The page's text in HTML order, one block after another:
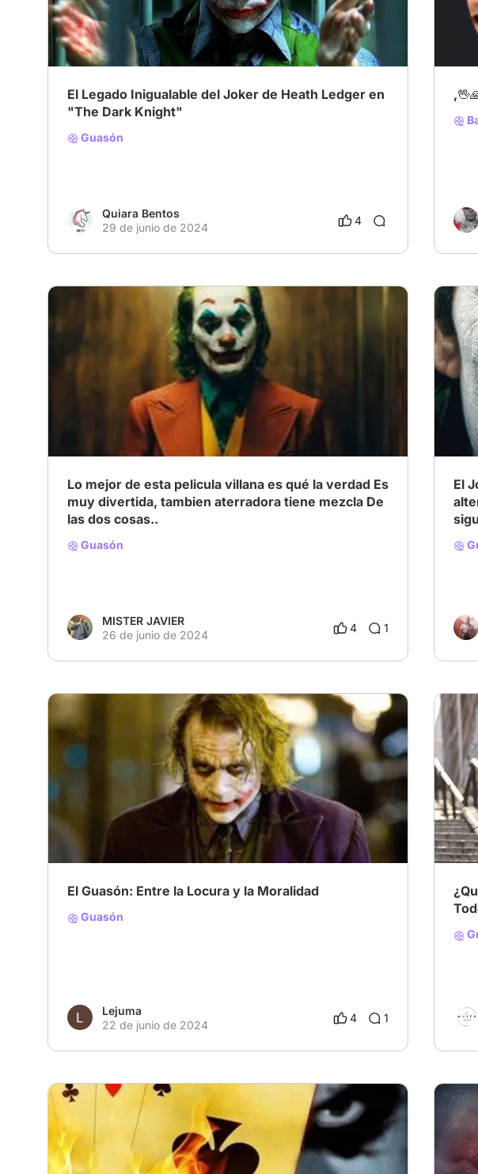
# Villanos encantadores # Gótico # DC
El Legado Inigualable del Joker de Heath Ledger en
"The Dark Knight"
Guasón
Quiara Bentos
29 de junio de 2024
4
#
# Villanos encantadores # Drama # Familia
Lo mejor de esta pelicula villana es qué la verdad Es
muy divertida, tambien aterradora tiene mezcla De
las dos cosas..
Guasón
MISTER JAVIER
26 de junio de 2024
4 1
#
El
# Villanos encantadores # Cine adolescente # Gótico
El Guasón: Entre la Locura y la Moralidad
Guasón
Lejuma
22 de junio de 2024
4 1
#